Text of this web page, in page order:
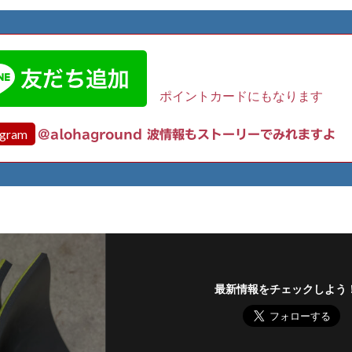
ポイントカードにもなります
@alohaground 波情報もストーリーでみれますよ
最新情報をチェックしよう